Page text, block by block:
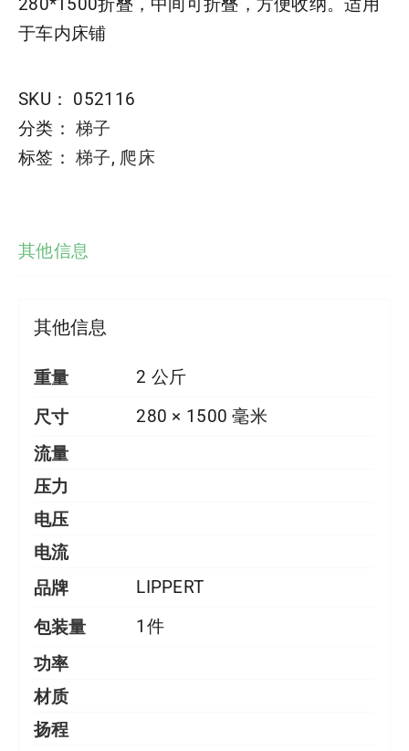
280*1500折叠，中间可折叠，方便收纳。适用
于车内床铺
SKU： 052116
分类：梯子
标签：梯子, 爬床
其他信息
其他信息
重量 2 公斤
尺寸 280 × 1500 毫米
流量
压力
电压
电流
品牌
LIPPERT
包装量 1件
功率
材质
扬程